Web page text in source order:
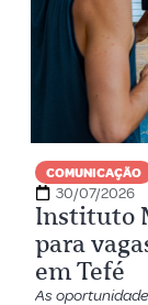
COMUNICAÇÃO
30/07/2026
Instituto
para
em Tefé
As